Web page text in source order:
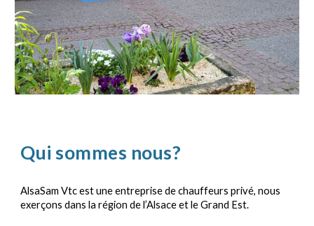
Qui sommes nous?
AlsaSam Vtc est une entreprise de chauffeurs privé, nous
exerçons dans la région de l’Alsace et le Grand Est.